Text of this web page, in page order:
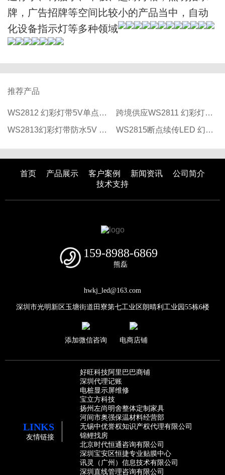
推荐产品
WS2812 幻彩灯带5V单点单控低压防水 led灯带 rgb灯带 全彩灯条
跨境供应WS2811 幻彩灯带可编程跑马流水RGB灯条三灯一控 LED灯带
WS2813幻彩灯带防水5V RGB跑马灯条工程亮化断点续传LED 全彩灯带
WS2815断点续传LED 幻彩灯带12V工程亮化单点单控防水RGB全彩灯条
牌，广告招牌等空间比较小的产品当中，自动
化设备指示灯等多种领域
首页 产品展示 客户案例 新闻资讯
公司简介
技术支持
159-8988-6869
熊磊
hwkj_led@163.com
深圳市光明新区玉塘街道田寮第七工业区朗晴利工业园55栋6楼
添加微信咨询 电商店铺
LINKS
友情链接
好旺科技阿里巴巴商铺
深圳代理记账
电桩显示屏维修
宝立方科技
扬州左尚明舍整体定制家具
河间市奥强保温材料经营部
无锡中优誉权知识产权代理有限公司
锦鲤找房
北京时代恒通咨询有限公司
深圳宝安区恒捷专业贴膜中心
讯灵（广州）信息技术有限公司
深圳直线管理咨询有限公司